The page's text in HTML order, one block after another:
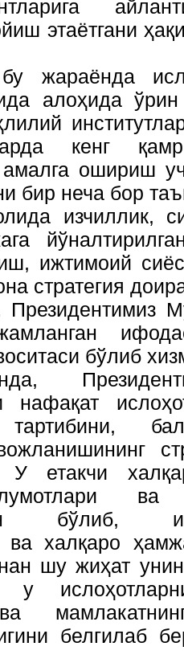
этаётгани
жараёнда
алоҳида ўрин
кенг
ошириш
бир неча бор
изчиллик,
ижтимоий
стратегия
Президентимиз
жамланган
бўлиб
нафақат
У етакчи
ва
бўлиб,
ва халқаро
шу жиҳат
белгилаб